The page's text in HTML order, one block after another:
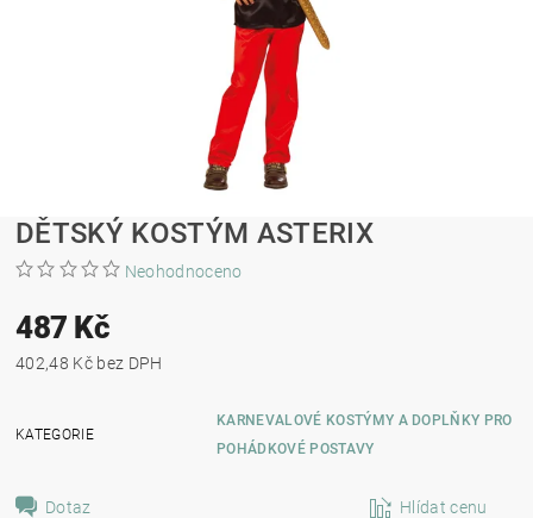
DĚTSKÝ KOSTÝM ASTERIX
Neohodnoceno
487 Kč
402,48 Kč bez DPH
KATEGORIE
KARNEVALOVÉ KOSTÝMY A DOPLŇKY PRO
POHÁDKOVÉ POSTAVY
Dotaz Hlídat cenu